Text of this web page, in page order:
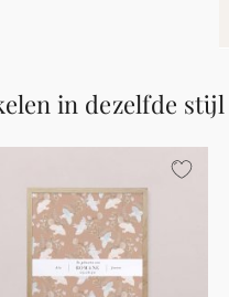
in dezelfde stijl